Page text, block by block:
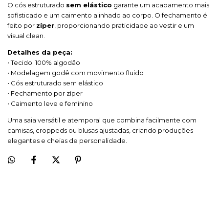
O cós estruturado sem elástico garante um acabamento mais
sofisticado e um caimento alinhado ao corpo. O fechamento é
feito por zíper , proporcionando praticidade ao vestir e um
visual clean.
Detalhes da peça:
• Tecido: 100% algodão
• Modelagem godê com movimento fluido
• Cós estruturado sem elástico
• Fechamento por zíper
• Caimento leve e feminino
Uma saia versátil e atemporal que combina facilmente com
camisas, croppeds ou blusas ajustadas, criando produções
elegantes e cheias de personalidade.